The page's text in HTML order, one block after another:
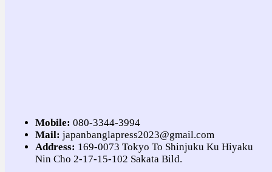
Mobile: 080-3344-3994
Mail: japanbanglapress2023@gmail.com
Address: 169-0073 Tokyo To Shinjuku Ku Hiyaku
Nin Cho 2-17-15-102 Sakata Bild.